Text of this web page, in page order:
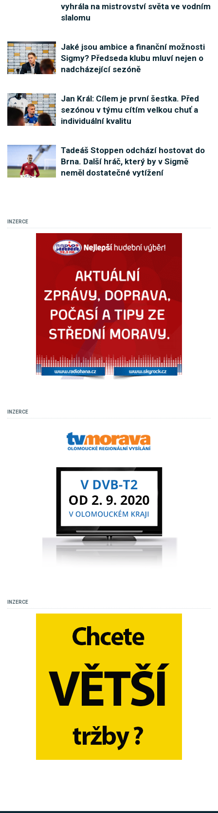
vyhrála na mistrovství světa ve vodním
slalomu
Jaké jsou ambice a finanční možnosti
Sigmy? Předseda klubu mluví nejen o
nadcházející sezóně
Jan Král: Cílem je první šestka. Před
sezónou v týmu cítím velkou chuť a
individuální kvalitu
Tadeáš Stoppen odchází hostovat do
Brna. Další hráč, který by v Sigmě
neměl dostatečné vytížení
INZERCE
INZERCE
INZERCE